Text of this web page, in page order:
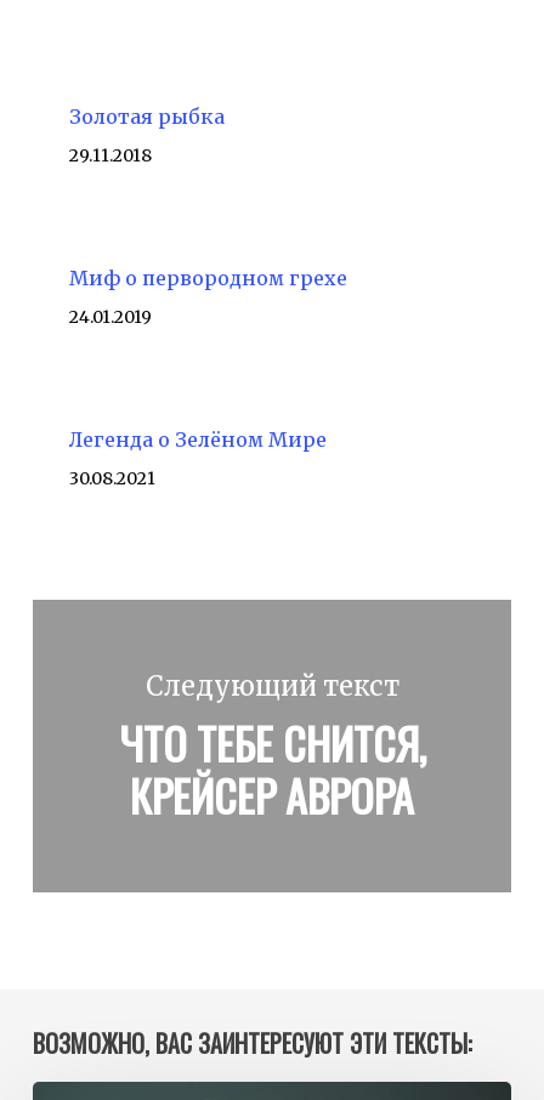
Золотая рыбка
29.11.2018
Миф о первородном грехе
24.01.2019
Легенда о Зелёном Мире
30.08.2021
Следующий текст
ЧТО ТЕБЕ СНИТСЯ,
КРЕЙСЕР АВРОРА
ВОЗМОЖНО, ВАС ЗАИНТЕРЕСУЮТ ЭТИ ТЕКСТЫ: